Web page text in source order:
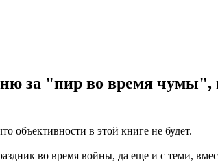
за "пир во время чумы",
объективности в этой книге не будет.
во время войны, да еще и с теми,